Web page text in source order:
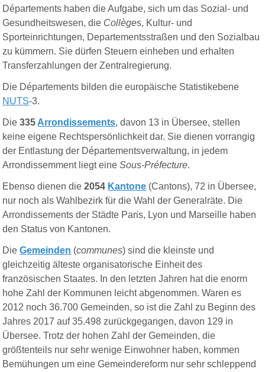
Départements haben dieAufgabe,sich um das Sozial- und
Gesundheitswesen, die Collèges, Kultur- und
Sporteinrichtungen, Departementsstraßen und den Sozialbau
zu kümmern. Sie dürfen Steuern einheben und erhalten
Transferzahlungen der Zentralregierung.
Die Départements bilden die europäische Statistikebene
NUTS-3.
Die335 Arrondissements, davon 13 in Übersee, stellen
keine eigene Rechtspersönlichkeit dar. Sie dienen vorrangig
der Entlastung der Départementsverwaltung, in jedem
Arrondissemment liegt eineSous-Préfecture.
Ebensodienen die2054 Kantone (Cantons), 72 in Übersee,
nur nochalsWahlbezirkfür die Wahl derGeneralräte. Die
Arrondissements der Städte Paris, Lyon und Marseille haben
den Status von Kantonen.
DieGemeinden (communes) sind die kleinste und
gleichzeitig älteste organisatorische Einheit des
französischen Staates. In den letzten Jahren hat die enorm
hohe Zahl der Kommunen leicht abgenommen. Waren es
2012 noch 36.700 Gemeinden, so ist die Zahl zu Beginn des
Jahres 2017 auf 35.498 zurückgegangen, davon 129 in
Übersee. Trotz der hohen Zahl der Gemeinden, die
größtenteils nur sehr wenige Einwohner haben, kommen
Bemühungen um eine Gemeindereform nur sehr schleppend